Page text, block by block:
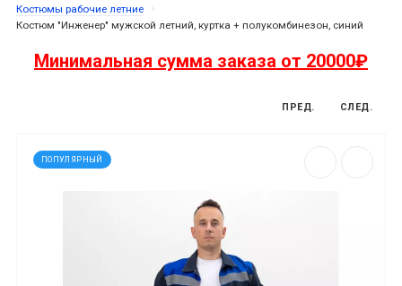
Костюмы рабочие летние
Костюм "Инженер" мужской летний, куртка + полукомбинезон, синий
Минимальная сумма заказа от 20000₽
ПРЕД. СЛЕД.
ПОПУЛЯРНЫЙ